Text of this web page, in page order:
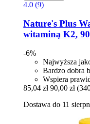
4.0 (9)
Nature's Plus
witaminą K2,
-6%
Najwyższa
Bardzo dobra
Wspiera
85,04 zł 90,00 zł
Dostawa do 11